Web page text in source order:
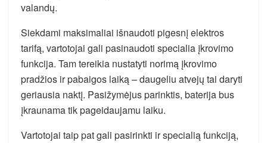
valandų.
Siekdami maksimaliai išnaudoti pigesnį elektros
tarifą, vartotojai gali pasinaudoti specialia įkrovimo
funkcija. Tam tereikia nustatyti norimą įkrovimo
pradžios ir pabaigos laiką – daugeliu atvejų tai daryti
geriausia naktį. Pasižymėjus parinktis, baterija bus
įkraunama tik pageidaujamu laiku.
Vartotojai taip pat gali pasirinkti ir specialią funkciją,